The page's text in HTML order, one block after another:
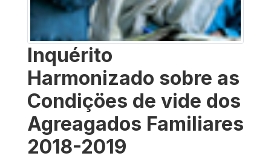
Inquérito
Harmonizado sobre as
Condiçöes de vide dos
Agreagados Familiares
2018-2019